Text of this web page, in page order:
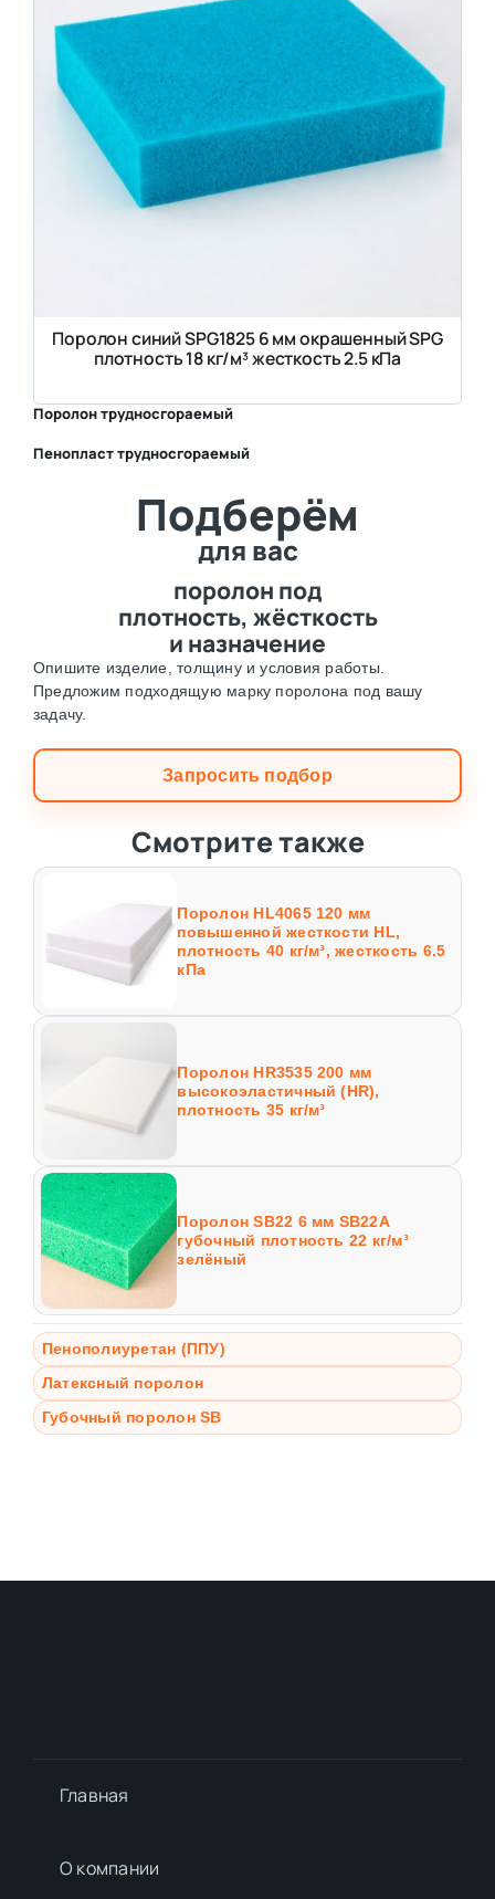
Поролон синий SPG1825 6 мм окрашенный SPG
плотность 18 кг/м³ жесткость 2.5 кПа
Поролон трудносгораемый
Пенопласт трудносгораемый
Подберём
для вас
поролон под
плотность, жёсткость
и назначение
Опишите изделие, толщину и условия работы.
Предложим подходящую марку поролона под вашу
задачу.
Запросить подбор
Смотрите также
Поролон HL4065 120 мм
повышенной жесткости HL,
плотность 40 кг/м³, жесткость 6.5
кПа
Поролон HR3535 200 мм
высокоэластичный (HR),
плотность 35 кг/м³
Поролон SB22 6 мм SB22A
губочный плотность 22 кг/м³
зелёный
Пенополиуретан (ППУ)
Латексный поролон
Губочный поролон SB
Главная
О компании